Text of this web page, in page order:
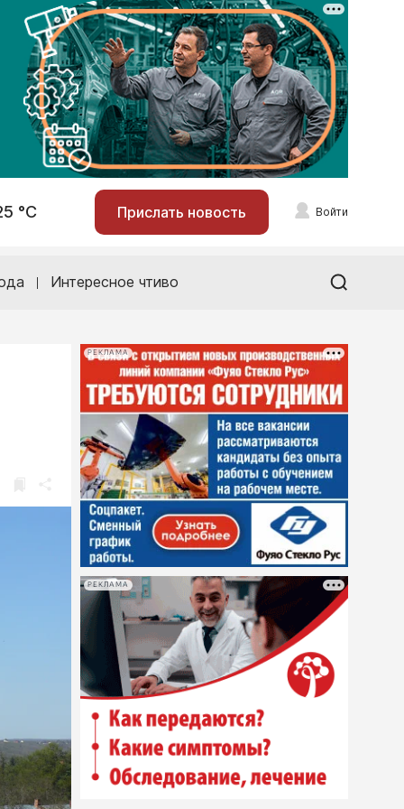
°С Прислать новость Войти
Интересное чтиво
РЕКЛАМА
РЕКЛАМА